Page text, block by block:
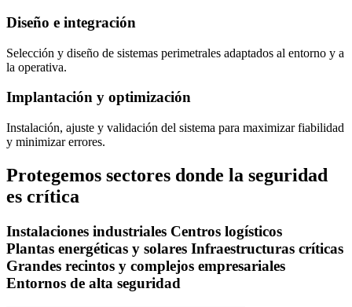
Diseño e integración
Selección y diseño de sistemas perimetrales adaptados al entorno y a
la operativa.
Implantación y optimización
Instalación, ajuste y validación del sistema para maximizar fiabilidad
y minimizar errores.
Protegemos sectores donde la seguridad
es crítica
Instalaciones industriales Centros logísticos
Plantas energéticas y solares Infraestructuras críticas
Grandes recintos y complejos empresariales
Entornos de alta seguridad